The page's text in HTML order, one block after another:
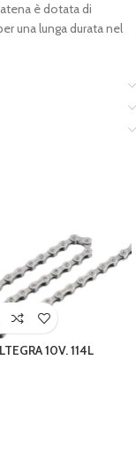
è dotata di
una lunga durata nel
10V. 114L